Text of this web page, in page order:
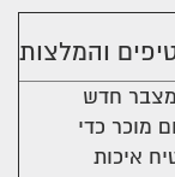
והמלצות
חדש
מוכר כדי
איכות